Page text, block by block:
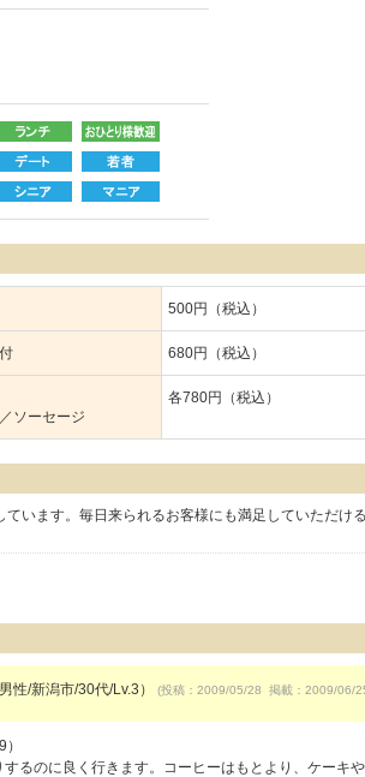
500円（税込）
680円（税込）
ソーセージ
各780円（税込）
います。毎日来られるお客様にも満足していただけ
性/新潟市/30代/Lv.3） (投稿：2009/05/28 掲載：2009/06/
るのに良く行きます。コーヒーはもとより、ケーキ